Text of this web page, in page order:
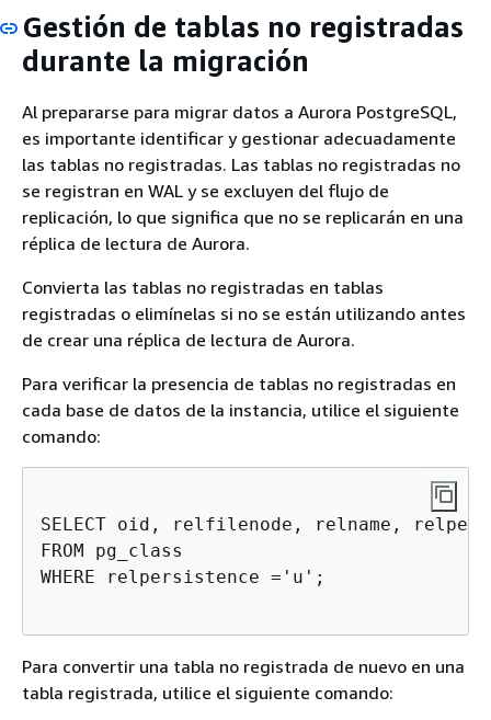
Gestión de tablas no registradas
durante la migración
Al prepararse para migrar datos a Aurora PostgreSQL,
es importante identificar y gestionar adecuadamente
las tablas no registradas. Las tablas no registradas no
se registran en WAL y se excluyen del flujo de
replicación, lo que significa que no se replicarán en una
réplica de lectura de Aurora.
Convierta las tablas no registradas en tablas
registradas o elimínelas si no se están utilizando antes
de crear una réplica de lectura de Aurora.
Para verificar la presencia de tablas no registradas en
cada base de datos de la instancia, utilice el siguiente
comando:
SELECT oid, relfilenode, relname,
FROM pg_class
WHERE relpersistence ='u';
Para convertir una tabla no registrada de nuevo en una
tabla registrada, utilice el siguiente comando: